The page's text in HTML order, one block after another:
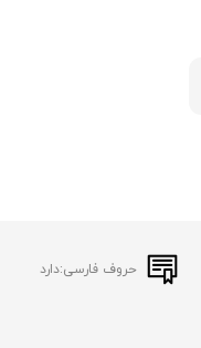
حروف فارسی:دارد